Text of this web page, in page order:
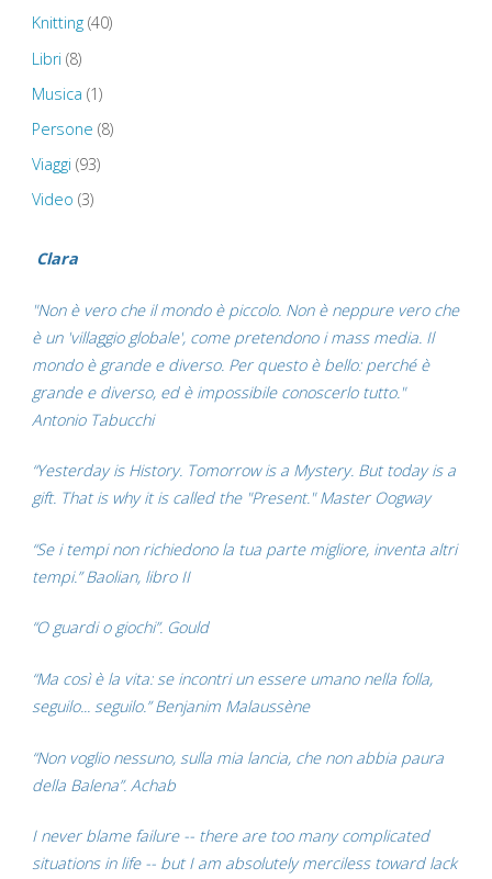
Knitting(40)
Libri (8)
Musica (1)
Persone (8)
Viaggi (93)
Video (3)
Clara
"Non è vero che il mondo è piccolo. Non è neppure vero che
è un 'villaggio globale', come pretendono i mass media. Il
mondo è grande e diverso. Per questo è bello: perché è
grande e diverso, ed è impossibile conoscerlo tutto."
Antonio Tabucchi
“Yesterday is History. Tomorrow is a Mystery. But today is a
gift. That is why it is called the "Present." Master Oogway
“Se i tempi non richiedono la tua parte migliore, inventa altri
tempi.” Baolian, libro II
“O guardi o giochi”. Gould
“Ma così è la vita: se incontri un essere umano nella folla,
seguilo... seguilo.” Benjanim Malaussène
“Non voglio nessuno, sulla mia lancia, che non abbia paura
della Balena”. Achab
I never blame failure -- there are too many complicated
situations in life -- but I am absolutely merciless toward lack